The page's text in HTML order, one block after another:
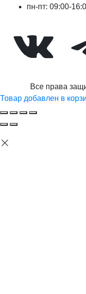
пн-пт: 09:00-
Все права
Товар добавлен в